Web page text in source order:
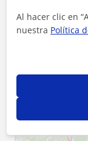
Mollet del
Barcelona
Al hacer clic en
nuestra Política